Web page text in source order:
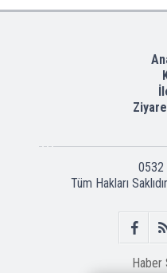
0532
Tüm Hakları
Haber